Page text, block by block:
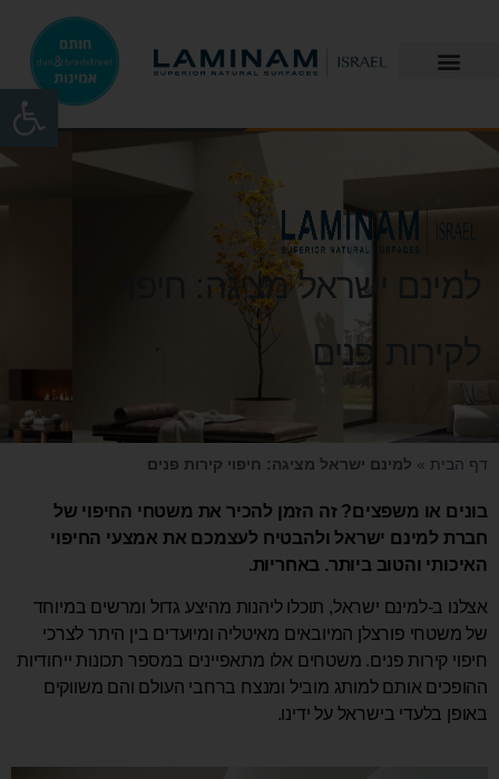
למינם ישראל מציגה: חיפוי
לקירות פנים
דף הבית » למינם ישראל מציגה: חיפוי קירות פנים
בונים או משפצים? זה הזמן להכיר את משטחי החיפוי של
חברת למינם ישראל ולהבטיח לעצמכם את אמצעי החיפוי
האיכותי והטוב ביותר. באחריות.
אצלנו ב-למינם ישראל, תוכלו ליהנות מהיצע גדול ומרשים במיוחד
של משטחי פורצלן המיובאים מאיטליה ומיועדים בין היתר לצרכי
חיפוי קירות פנים. משטחים אלו מתאפיינים במספר תכונות ייחודיות
ההופכים אותם למותג מוביל ומנצח ברחבי העולם והם משווקים
באופן בלעדי בישראל על ידינו.